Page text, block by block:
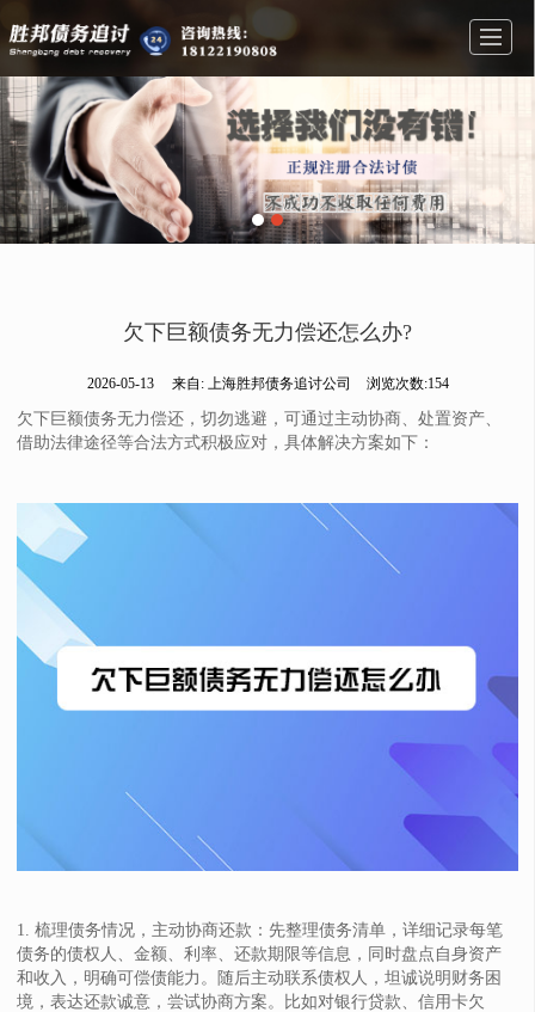
首页 业务范围 公司介绍 图库展示
新闻资讯 联系我们 留言反馈
欠下巨额债务无力偿还怎么办?
2026-05-13 来自: 上海胜邦债务追讨公司 浏览次数:154
欠下巨额债务无力偿还，切勿逃避，可通过主动协商、处置资产、
借助法律途径等合法方式积极应对，具体解决方案如下：
1. 梳理债务情况，主动协商还款：先整理债务清单，详细记录每笔
债务的债权人、金额、利率、还款期限等信息，同时盘点自身资产
和收入，明确可偿债能力。随后主动联系债权人，坦诚说明财务困
境，表达还款诚意，尝试协商方案。比如对银行贷款、信用卡欠